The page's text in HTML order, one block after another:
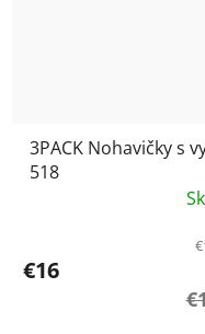
3PACK Nohavičky s
518
€16